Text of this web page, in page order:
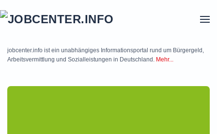
jobcenter.info ist ein unabhängiges Informationsportal rund um Bürgergeld,
Arbeitsvermittlung und Sozialleistungen in Deutschland. Mehr...